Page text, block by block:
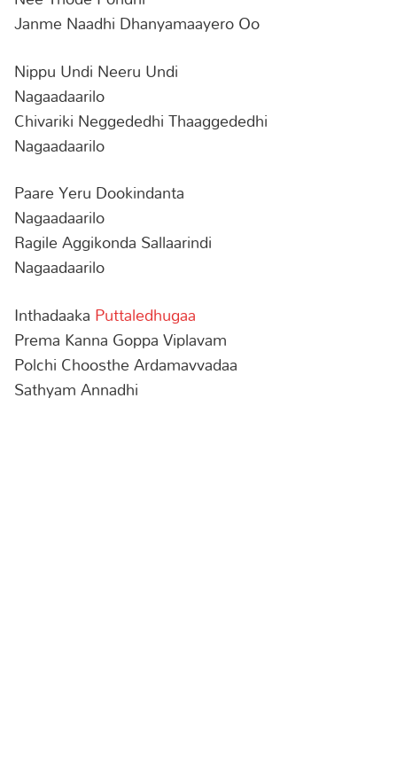
Janme Naadhi Dhanyamaayero Oo
Nippu Undi Neeru Undi
Nagaadaarilo
Chivariki Neggededhi Thaaggededhi
Nagaadaarilo
Paare Yeru Dookindanta
Nagaadaarilo
Ragile Aggikonda Sallaarindi
Nagaadaarilo
InthadaakaPuttaledhugaa
Prema Kanna Goppa Viplavam
Polchi Choosthe Ardamavvadaa
Sathyam Annadhi